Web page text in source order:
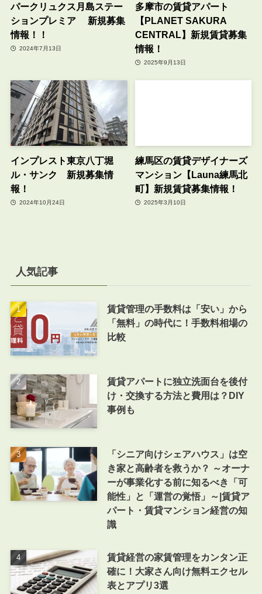
パークリュクス月島ステー
ションプレミア 新規募集
情報！！
2024年7月13日
多摩市の賃貸アパート
【PLANET SAKURA
CENTRAL】新規賃貸募集
情報！
2025年9月13日
インプレスト東京八丁堀
ル・サンク 新規募集情
報！
2024年10月24日
練馬区の賃貸デザイナーズ
マンション【Launa練馬北
町】新規賃貸募集情報！
2025年3月10日
人気記事
賃貸管理の手数料は「安い」から
「無料」の時代に！手数料相場の
比較
賃貸アパートに独立洗面台を後付
け・交換する方法と費用は？DIY
事例も
「シニア向けシェアハウス」は空
き家と高齢者を救うか？ ～オーナ
ーが事業化する前に知るべき「可
能性」と「運営の覚悟」～|賃貸ア
パート・賃貸マンション経営の知
識
賃貸経営の家賃管理をカンタン正
確に！大家さん向け無料エクセル
表とアプリ3選